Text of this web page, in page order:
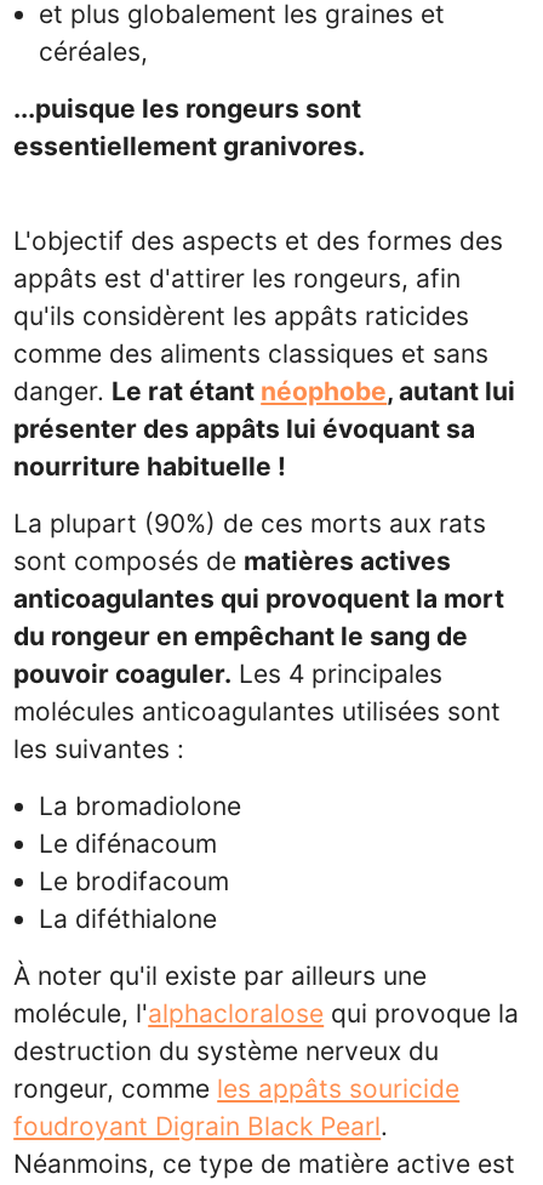
et plus globalement les graines et
céréales,
...puisque les rongeurs sont
essentiellement granivores.
L'objectif des aspects et des formes des
appâts est d'attirer les rongeurs, afin
qu'ils considèrent les appâts raticides
comme des aliments classiques et sans
danger. Le rat étant néophobe, autant lui
présenter des appâts lui évoquant sa
nourriture habituelle !
La plupart (90%) de ces morts aux rats
sont composés de matières actives
anticoagulantes qui provoquent la mort
du rongeur en empêchant le sang de
pouvoir coaguler. Les 4 principales
molécules anticoagulantes utilisées sont
les suivantes :
La bromadiolone
Le difénacoum
Le brodifacoum
La diféthialone
À noter qu'il existe par ailleurs une
molécule, l'alphacloralose qui provoque la
destruction du système nerveux du
rongeur, comme les appâts souricide
foudroyant Digrain Black Pearl.
Néanmoins, ce type de matière active est